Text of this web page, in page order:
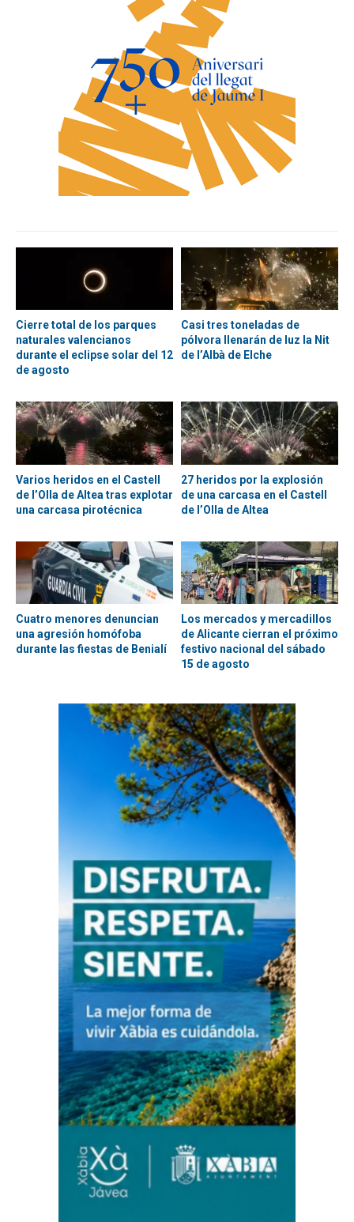
Cierre total de los parques
naturales valencianos
durante el eclipse solar del 12
de agosto
Casi tres toneladas de
pólvora llenarán de luz la Nit
de l’Albà de Elche
Varios heridos en el Castell
de l’Olla de Altea tras explotar
una carcasa pirotécnica
27 heridos por la explosión
de una carcasa en el Castell
de l’Olla de Altea
Cuatro menores denuncian
una agresión homófoba
durante las fiestas de Benialí
Los mercados y mercadillos
de Alicante cierran el próximo
festivo nacional del sábado
15 de agosto